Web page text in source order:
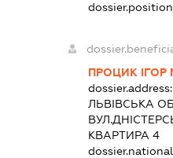
ПРОЦИК
dossier.address:
ЛЬВІВСЬКА
КВАРТИРА 4